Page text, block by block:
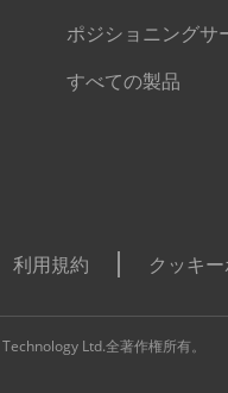
ポジショニングサ
すべての製品
利用規約 クッキ
Ltd.全著作権所有。